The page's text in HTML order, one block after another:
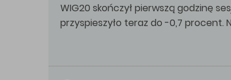
WIG20 skończył pierwszą godzinę
przyspieszyło teraz do -0,7 procent.